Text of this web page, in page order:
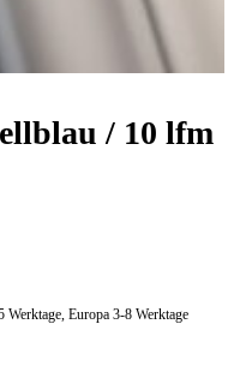
/ 10 lfm
Europa 3-8 Werktage